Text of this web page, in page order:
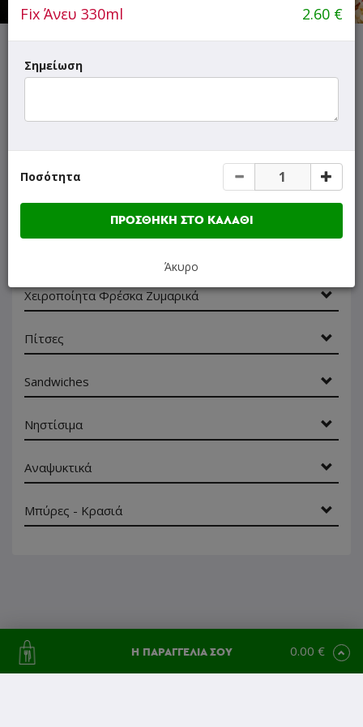
ΜΕΝΟΥ
Χειροποίητα Φρέσκα Ζυμαρικά
Πίτσες
Sandwiches
Νηστίσιμα
Αναψυκτικά
Μπύρες - Κρασιά
Η ΠΑΡΑΓΓΕΛΙΑ ΣΟΥ 0.00 €
Fix Άνευ 330ml 2.60 €
Σημείωση
Ποσότητα
ΠΡΟΣΘΗΚΗ ΣΤΟ ΚΑΛΑΘΙ
Άκυρο